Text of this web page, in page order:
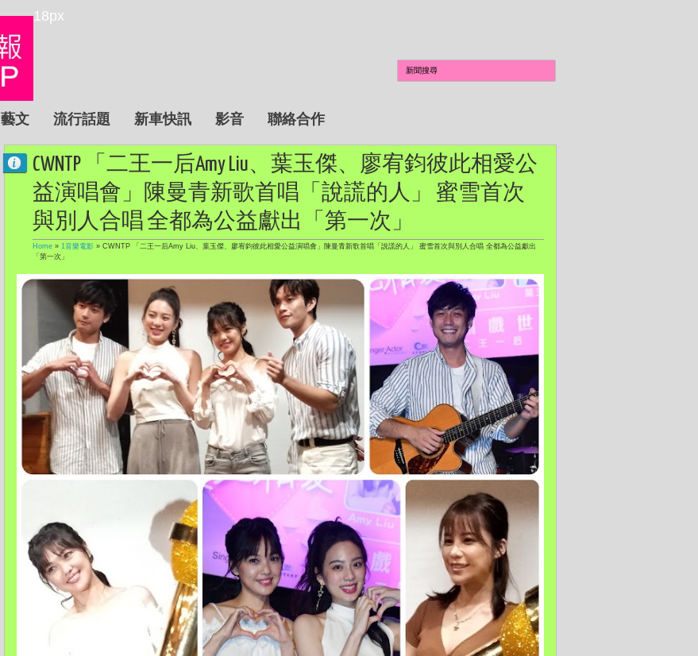
18px
藝文 流行話題 新車快訊 影音 聯絡合作
CWNTP 「二王一后Amy Liu、葉玉傑、廖宥鈞彼此相愛公
益演唱會」陳曼青新歌首唱「說謊的人」 蜜雪首次
與別人合唱 全都為公益獻出「第一次」
Home » 1音樂電影 » CWNTP 「二王一后Amy Liu、葉玉傑、廖宥鈞彼此相愛公益演唱會」陳曼青新歌首唱「說謊的人」 蜜雪首次與別人合唱 全都為公益獻出
「第一次」